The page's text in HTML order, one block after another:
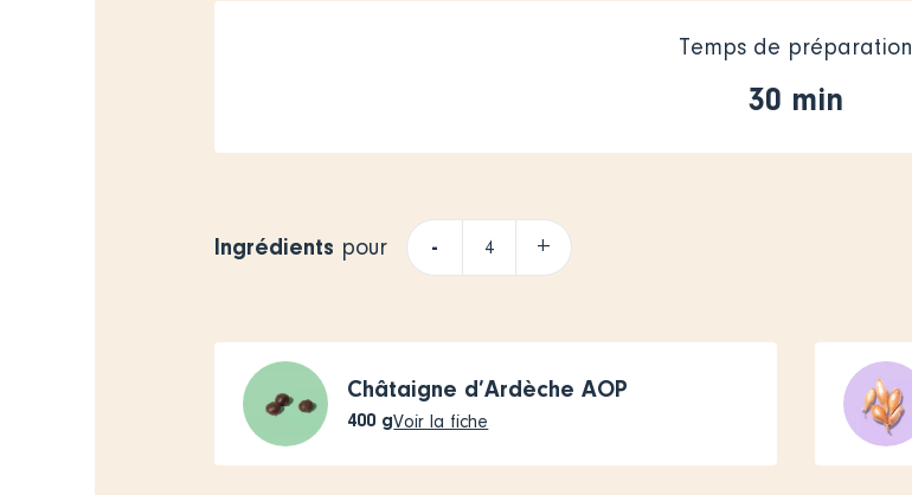
Temps de préparation
30 min
Ingrédients pour - +
Châtaigne d’Ardèche AOP
400 gVoir la fiche